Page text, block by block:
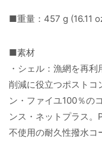
■重量：457 g (16.11
■素材
・シェル：漁網を再
削減に役立つポストコ
ン・ファイユ100％の
ンス・ネットプラス
不使用の耐久性撥水コ